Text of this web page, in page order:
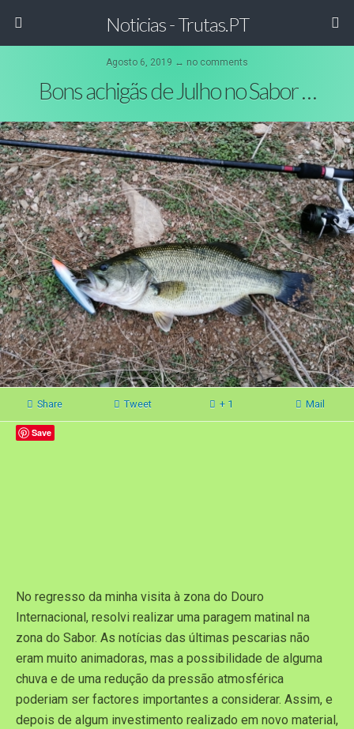
Noticias - Trutas.PT
Agosto 6, 2019 ↔ no comments
Bons achigãs de Julho no Sabor …
Share Tweet + 1 Mail
Save
No regresso da minha visita à zona do Douro
Internacional, resolvi realizar uma paragem matinal na
zona do Sabor. As notícias das últimas pescarias não
eram muito animadoras, mas a possibilidade de alguma
chuva e de uma redução da pressão atmosférica
poderiam ser factores importantes a considerar. Assim, e
depois de algum investimento realizado em novo material,